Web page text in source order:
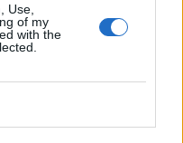
Use,
of my
with the
κίνδυνο.
πρόσληψης
ημέρα
περιέχουν